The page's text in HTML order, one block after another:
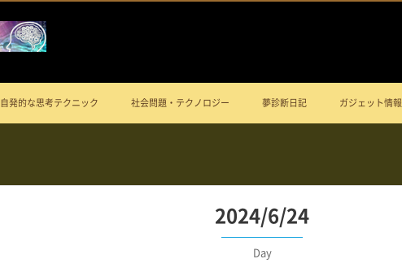
自発的な思考テクニック 社会問題・テクノロジー 夢診断日記 ガジェット情報
2024/6/24
Day